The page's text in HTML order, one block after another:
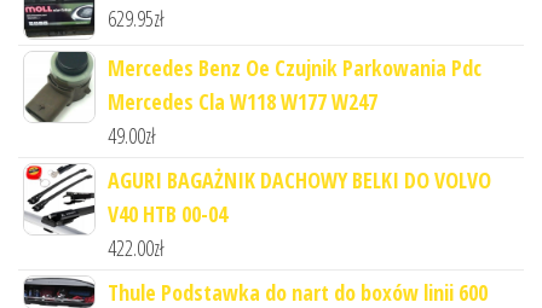
629.95zł
Mercedes Benz Oe Czujnik Parkowania Pdc
Mercedes Cla W118 W177 W247
49.00zł
AGURI BAGAŻNIK DACHOWY BELKI DO VOLVO
V40 HTB 00-04
422.00zł
Thule Podstawka do nart do boxów linii 600